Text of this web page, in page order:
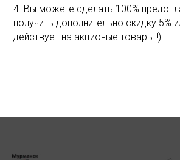
4. Вы можете сделать 100%
получить дополнительно скидку 5%
действует на акционые товары !)